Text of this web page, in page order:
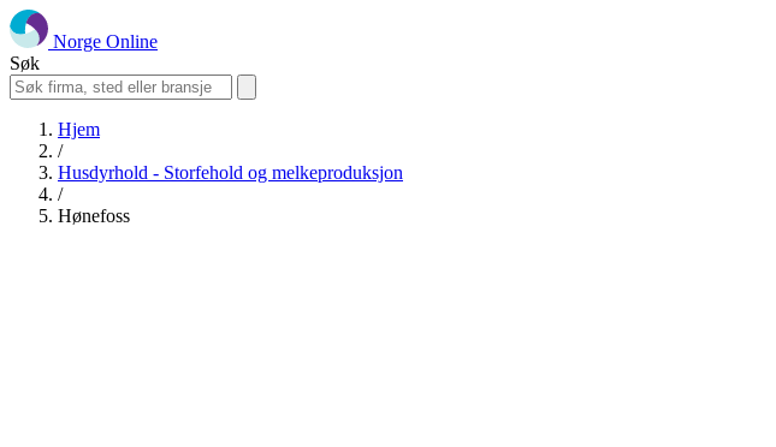
Norge Online
Søk
Hjem
/
Husdyrhold - Storfehold og melkeproduksjon
/
Hønefoss